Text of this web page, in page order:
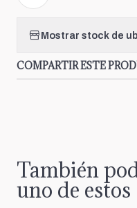
Mostrar stock de
COMPARTIR ESTE
También
uno de estos